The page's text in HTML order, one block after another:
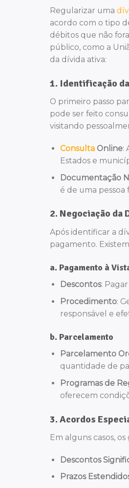
Regularizar uma
acordo com o tipo
débitos que não
público, como a
da dívida ativa:
1. Identificação
O primeiro passo
pode ser feito
visitando
ConsultaOnline:
Estados e
Documentação
é de uma pessoa
2. Negociação da
Após identificar a
pagamento.
a. Pagamento à
Descontos:
Procedimento:
responsável e
b. Parcelamento
Parcelamento
quantidade de
Programas de
oferecem
3.Acordos
Em alguns casos,
Descontos
Prazos